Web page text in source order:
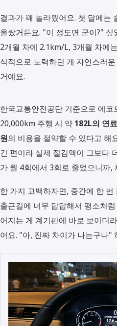
결과가 꽤 놀라웠어요. 첫 달에는
올랐거든요. "이 정도면 굳이?"
2개월 차에 2.1km/L, 3개월 차에는
식적으로 노력하던 게 자연스러
거예요.
한국교통안전공단 기준으로 에
20,000km 주행 시 약 182L의 연
원의 비용을 절약할 수 있다고 해
긴 편이라 실제 절감액이 그보다
가 월 4회에서 3회로 줄었으니까,
한 가지 고백하자면, 중간에 한
출근길에 너무 답답해서 평소처
어지는 게 계기판에 바로 보이더
어요. "아, 진짜 차이가 나는구나"